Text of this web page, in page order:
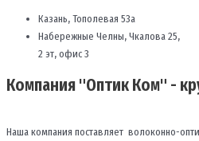
Казань, Тополевая 53а
Набережные Челны, Чкалова 25,
2 эт, офис 3
Компания "Оптик Ком" -
Наша компания поставляет волоконно-